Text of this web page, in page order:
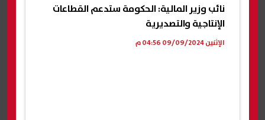
نائب وزير المالية: الحكومة ستدعم القطاعات
الإنتاجية والتصديرية
الإثنين 09/09/2024 04:56 م